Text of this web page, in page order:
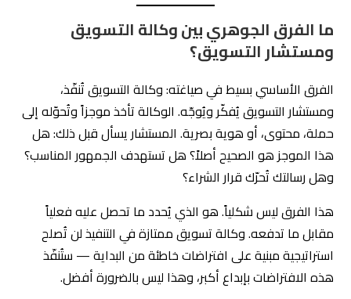
ما الفرق الجوهري بين وكالة التسويق
ومستشار التسويق؟
الفرق الأساسي بسيط في صياغته: وكالة التسويق تُنفّذ،
ومستشار التسويق يُفكّر ويُوجّه. الوكالة تأخذ موجزاً وتُحوّله إلى
حملة، محتوى، أو هوية بصرية. المستشار يسأل قبل ذلك: هل
هذا الموجز هو الصحيح أصلاً؟ هل تستهدف الجمهور المناسب؟
وهل رسالتك تُحرّك قرار الشراء؟
هذا الفرق ليس شكلياً. هو الذي يُحدد ما تحصل عليه فعلياً
مقابل ما تدفعه. وكالة تسويق ممتازة في التنفيذ لن تُصلح
استراتيجية مبنية على افتراضات خاطئة من البداية — ستُنفّذ
هذه الافتراضات بإبداع أكبر، وهذا ليس بالضرورة أفضل.